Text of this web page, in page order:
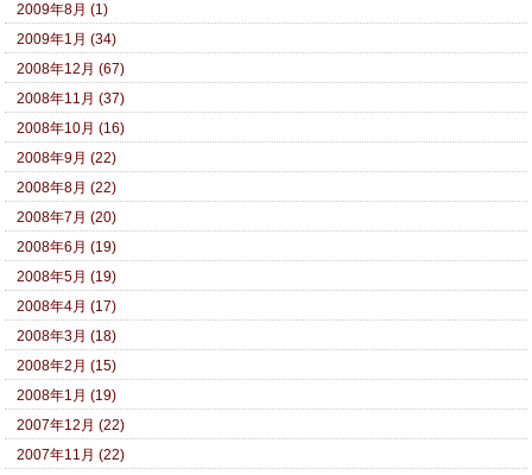
2009年8月 (1)
2009年1月 (34)
2008年12月 (67)
2008年11月 (37)
2008年10月 (16)
2008年9月 (22)
2008年8月 (22)
2008年7月 (20)
2008年6月 (19)
2008年5月 (19)
2008年4月 (17)
2008年3月 (18)
2008年2月 (15)
2008年1月 (19)
2007年12月 (22)
2007年11月 (22)